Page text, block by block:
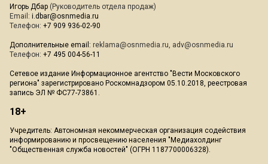
Игорь Дбар (Руководитель отдела продаж)
Email: i.dbar@osnmedia.ru
Телефон: +7 909 936-02-90
Дополнительные email: reklama@osnmedia.ru, adv@osnmedia.ru
Телефон: +7 495 004-56-11
Сетевое издание Информационное агентство "Вести Московского
региона" зарегистрировано Роскомнадзором 05.10.2018, реестровая
запись ЭЛ № ФС77-73861.
18+
Учредитель: Автономная некоммерческая организация содействия
информированию и просвещению населения "Медиахолдинг
"Общественная служба новостей" (ОГРН 1187700006328).